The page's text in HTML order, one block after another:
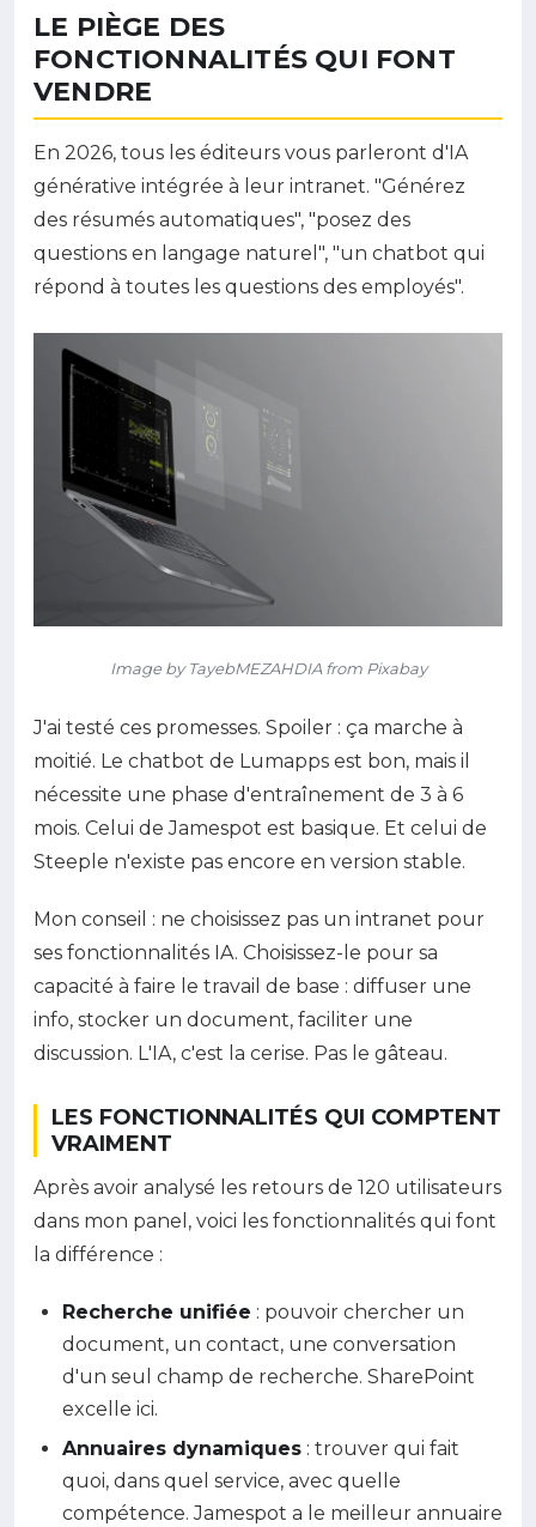
LE PIÈGE DES
FONCTIONNALITÉS QUI FONT
VENDRE
En 2026, tous les éditeurs vous parleront d'IA
générative intégrée à leur intranet. "Générez
des résumés automatiques", "posez des
questions en langage naturel", "un chatbot qui
répond à toutes les questions des employés".
Image by TayebMEZAHDIA from Pixabay
J'ai testé ces promesses. Spoiler : ça marche à
moitié. Le chatbot de Lumapps est bon, mais il
nécessite une phase d'entraînement de 3 à 6
mois. Celui de Jamespot est basique. Et celui de
Steeple n'existe pas encore en version stable.
Mon conseil : ne choisissez pas un intranet pour
ses fonctionnalités IA. Choisissez-le pour sa
capacité à faire le travail de base : diffuser une
info, stocker un document, faciliter une
discussion. L'IA, c'est la cerise. Pas le gâteau.
LES FONCTIONNALITÉS QUI COMPTENT
VRAIMENT
Après avoir analysé les retours de 120 utilisateurs
dans mon panel, voici les fonctionnalités qui font
la différence :
Recherche unifiée : pouvoir chercher un
document, un contact, une conversation
d'un seul champ de recherche. SharePoint
excelle ici.
Annuaires dynamiques : trouver qui fait
quoi, dans quel service, avec quelle
compétence. Jamespot a le meilleur annuaire